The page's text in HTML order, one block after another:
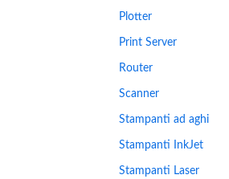
Plotter
Print Server
Router
Scanner
Stampanti ad aghi
Stampanti InkJet
Stampanti Laser